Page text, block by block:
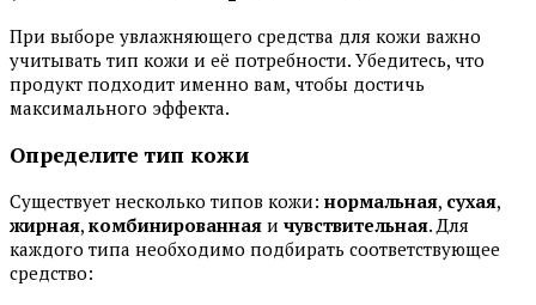
При выборе увлажняющего средства для кожи важно
учитывать тип кожи и её потребности. Убедитесь, что
продукт подходит именно вам, чтобы достичь
максимального эффекта.
Определите тип кожи
Существует несколько типов кожи: нормальная, сухая,
жирная, комбинированная и чувствительная. Для
каждого типа необходимо подбирать соответствующее
средство: